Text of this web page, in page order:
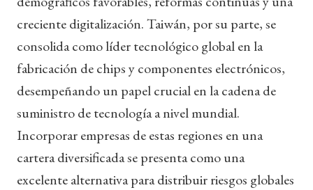
creciente digitalización. Taiwán, por su parte, se
consolida como líder tecnológico global en la
fabricación de chips y componentes electrónicos,
desempeñando un papel crucial en la cadena de
suministro de tecnología a nivel mundial.
Incorporar empresas de estas regiones en una
cartera diversificada se presenta como una
excelente alternativa para distribuir riesgos globales